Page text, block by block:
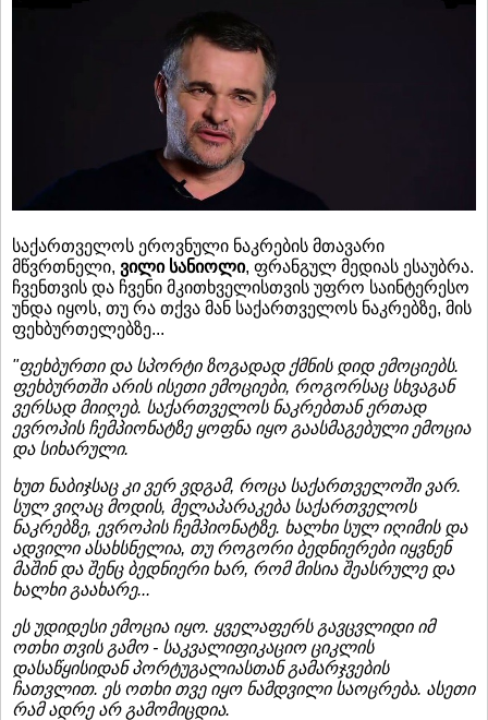
საქართველოს ეროვნული ნაკრების მთავარი
მწვრთნელი, ვილი სანიოლი, ფრანგულ მედიას ესაუბრა.
ჩვენთვის და ჩვენი მკითხველისთვის უფრო საინტერესო
უნდა იყოს, თუ რა თქვა მან საქართველოს ნაკრებზე, მის
ფეხბურთელებზე...
"ფეხბურთი და სპორტი ზოგადად ქმნის დიდ ემოციებს.
ფეხბურთში არის ისეთი ემოციები, როგორსაც სხვაგან
ვერსად მიიღებ. საქართველოს ნაკრებთან ერთად
ევროპის ჩემპიონატზე ყოფნა იყო გაასმაგებული ემოცია
და სიხარული.
ხუთ ნაბიჯსაც კი ვერ ვდგამ, როცა საქართველოში ვარ.
სულ ვიღაც მოდის, მელაპარაკება საქართველოს
ნაკრებზე, ევროპის ჩემპიონატზე. ხალხი სულ იღიმის და
ადვილი ასახსნელია, თუ როგორი ბედნიერები იყვნენ
მაშინ და შენც ბედნიერი ხარ, რომ მისია შეასრულე და
ხალხი გაახარე...
ეს უდიდესი ემოცია იყო. ყველაფერს გავცვლიდი იმ
ოთხი თვის გამო - საკვალიფიკაციო ციკლის
დასაწყისიდან პორტუგალიასთან გამარჯვების
ჩათვლით. ეს ოთხი თვე იყო ნამდვილი საოცრება. ასეთი
რამ ადრე არ გამომიცდია.